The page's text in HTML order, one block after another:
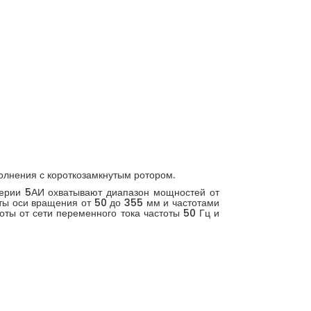
с короткозамкнутым ротором.
5АИ охватывают диапазон мощностей от
оси вращения от 50 до 355 мм и частотами
от сети переменного тока частоты 50 Гц и